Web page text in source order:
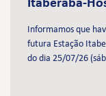
Itaberaba-
Informamos que
futura Estação
do dia 25/07/26